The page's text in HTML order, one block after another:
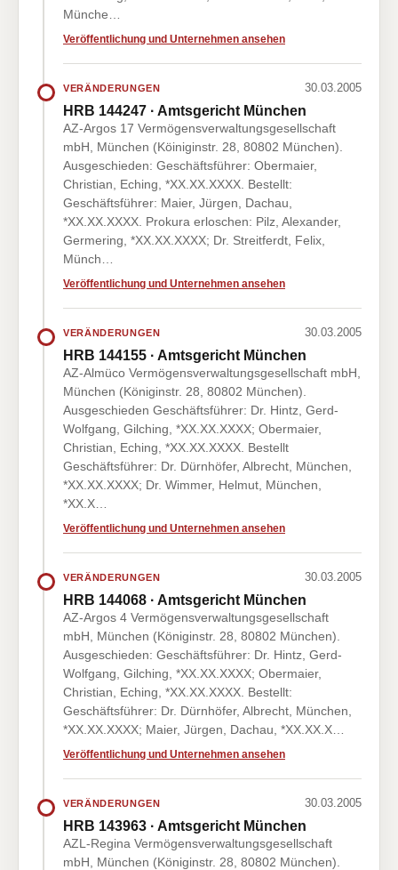
Münche…
Veröffentlichung und Unternehmen ansehen
VERÄNDERUNGEN 30.03.2005
HRB 144247 · Amtsgericht München
AZ-Argos 17 Vermögensverwaltungsgesellschaft
mbH, München (Köiniginstr. 28, 80802 München).
Ausgeschieden: Geschäftsführer: Obermaier,
Christian, Eching, *XX.XX.XXXX. Bestellt:
Geschäftsführer: Maier, Jürgen, Dachau,
*XX.XX.XXXX. Prokura erloschen: Pilz, Alexander,
Germering, *XX.XX.XXXX; Dr. Streitferdt, Felix,
Münch…
Veröffentlichung und Unternehmen ansehen
VERÄNDERUNGEN 30.03.2005
HRB 144155 · Amtsgericht München
AZ-Almüco Vermögensverwaltungsgesellschaft mbH,
München (Königinstr. 28, 80802 München).
Ausgeschieden Geschäftsführer: Dr. Hintz, Gerd-
Wolfgang, Gilching, *XX.XX.XXXX; Obermaier,
Christian, Eching, *XX.XX.XXXX. Bestellt
Geschäftsführer: Dr. Dürnhöfer, Albrecht, München,
*XX.XX.XXXX; Dr. Wimmer, Helmut, München,
*XX.X…
Veröffentlichung und Unternehmen ansehen
VERÄNDERUNGEN 30.03.2005
HRB 144068 · Amtsgericht München
AZ-Argos 4 Vermögensverwaltungsgesellschaft
mbH, München (Königinstr. 28, 80802 München).
Ausgeschieden: Geschäftsführer: Dr. Hintz, Gerd-
Wolfgang, Gilching, *XX.XX.XXXX; Obermaier,
Christian, Eching, *XX.XX.XXXX. Bestellt:
Geschäftsführer: Dr. Dürnhöfer, Albrecht, München,
*XX.XX.XXXX; Maier, Jürgen, Dachau, *XX.XX.X…
Veröffentlichung und Unternehmen ansehen
VERÄNDERUNGEN 30.03.2005
HRB 143963 · Amtsgericht München
AZL-Regina Vermögensverwaltungsgesellschaft
mbH, München (Königinstr. 28, 80802 München).